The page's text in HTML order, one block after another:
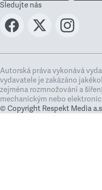
Sledujte nás
Autorská práva vykonává
vydavatele je zakázáno
zejména rozmnožování a
mechanickým nebo
© Copyright Respekt Media